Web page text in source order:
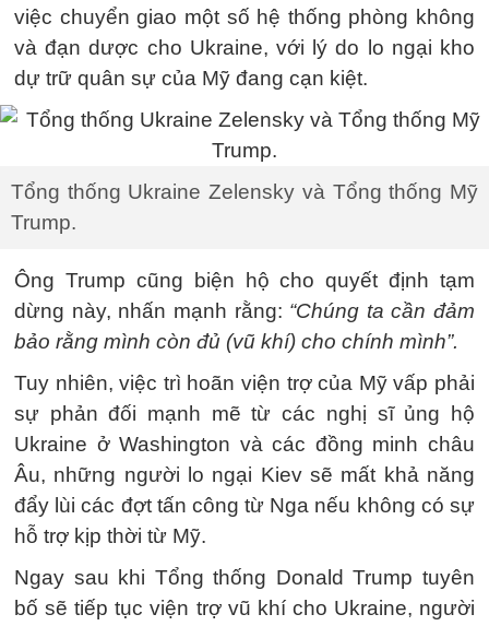
việc chuyển giao một số hệ thống phòng không
và đạn dược cho Ukraine, với lý do lo ngại kho
dự trữ quân sự của Mỹ đang cạn kiệt.
Tổng thống Ukraine Zelensky và Tổng thống Mỹ
Trump.
Ông Trump cũng biện hộ cho quyết định tạm
dừng này, nhấn mạnh rằng: “Chúng ta cần đảm
bảo rằng mình còn đủ (vũ khí) cho chính mình”.
Tuy nhiên, việc trì hoãn viện trợ của Mỹ vấp phải
sự phản đối mạnh mẽ từ các nghị sĩ ủng hộ
Ukraine ở Washington và các đồng minh châu
Âu, những người lo ngại Kiev sẽ mất khả năng
đẩy lùi các đợt tấn công từ Nga nếu không có sự
hỗ trợ kịp thời từ Mỹ.
Ngay sau khi Tổng thống Donald Trump tuyên
bố sẽ tiếp tục viện trợ vũ khí cho Ukraine, người